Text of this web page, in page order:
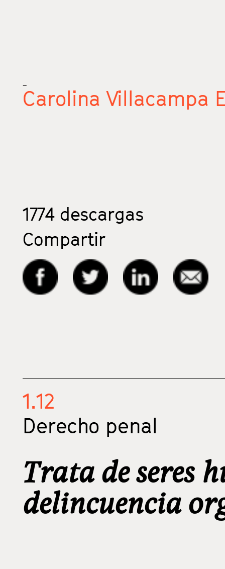
_
Carolina Villacampa
1774 descargas
Compartir
1.12
Derecho penal
Trata de seres
delincuencia